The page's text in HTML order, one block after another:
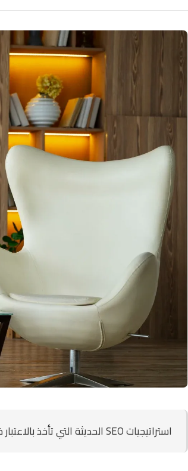
استراتيجيات SEO الحديثة التي تأخذ بالاعتبار خوارزميات Google الجديدة وأدوات الـ AI Search مثل ChatGPT و Perplexity.